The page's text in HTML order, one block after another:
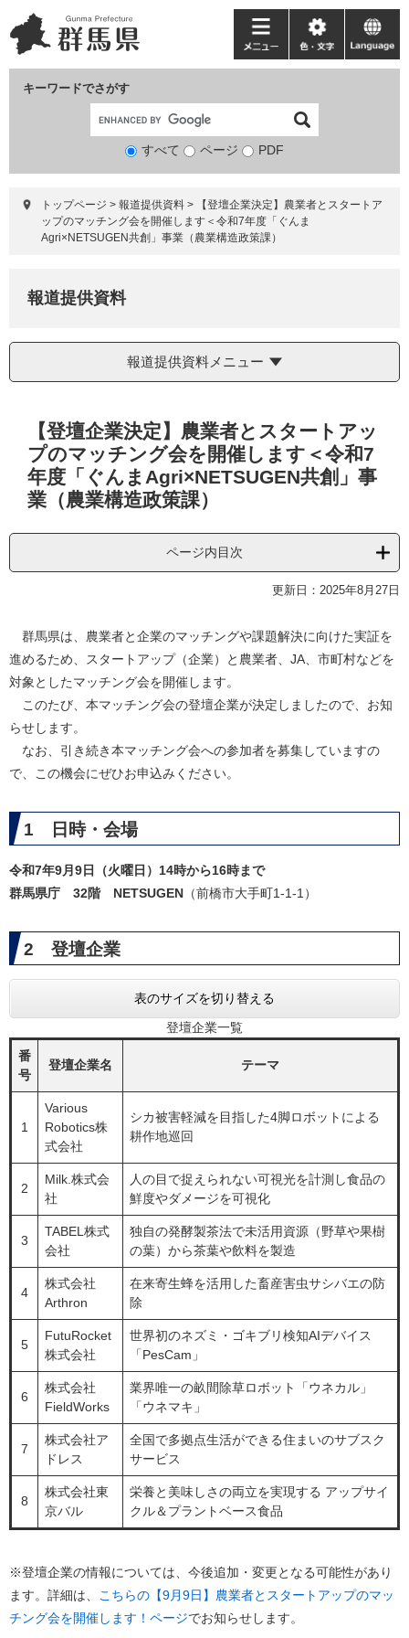
ー
ジ
ニ
ュ
て
キーワードでさがす
検
象
すべて ページ PDF
メ
ニ
ー
色・
文
language
トップページ > 報道提供資料 >
【登壇企業決定】農業者とスタートア
ップのマッチング会を開催します＜令和7年度「ぐんま
Agri×NETSUGEN共創」事業（農業構造政策課）
報道提供資料
報道提供資料メニュー
【登壇企業決定】農業者とスタートアッ
プのマッチング会を開催します＜令和7
年度「ぐんまAgri×NETSUGEN共創」事
業（農業構造政策課）
ページ内目次
更新日：2025年8月27日
群馬県は、農業者と企業のマッチングや課題解決に向けた実証を
進めるため、スタートアップ（企業）と農業者、JA、市町村などを
対象としたマッチング会を開催します。
このたび、本マッチング会の登壇企業が決定しましたので、お知
らせします。​
​ なお、引き続き本マッチング会への参加者を募集していますの
で、この機会にぜひお申込みください。
1 日時・会場
令和7年9月9日（火曜日）14時から16時まで
群馬県庁 32階 NETSUGEN （前橋市大手町1-1-1）
2 登壇企業
表のサイズを切り替える
登壇企業一覧
番
号
登壇企業名 テーマ
1
Various
Robotics株
式会社
シカ被害軽減を目指した4脚ロボットによる
耕作地巡回
2
Milk.株式会
社
人の目で捉えられない可視光を計測し食品の
鮮度やダメージを可視化
3
TABEL株式
会社
独自の発酵製茶法で未活用資源（野草や果樹
の葉）から茶葉や飲料を製造
4
株式会社
Arthron
在来寄生蜂を活用した畜産害虫サシバエの防
除
5
FutuRocket
株式会社
世界初のネズミ・ゴキブリ検知AIデバイス
「PesCam」
6
株式会社
FieldWorks
業界唯一の畝間除草ロボット「ウネカル」
「ウネマキ」
7
株式会社ア
ドレス
全国で多拠点生活ができる住まいのサブスク
サービス
8
株式会社東
京バル
栄養と美味しさの両立を実現する アップサイ
クル＆プラントベース食品
※登壇企業の情報については、今後追加・変更となる可能性があり
ます。詳細は、
こちらの【9月9日】農業者とスタートアップのマッ
チング会を開催します！​ページでお知らせします。